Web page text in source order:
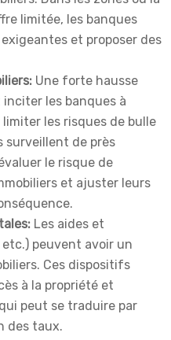
limitée, les banques
et proposer des
Une forte hausse
les banques à
les risques de bulle
surveillent de près
le risque de
et ajuster leurs
Les aides et
peuvent avoir un
Ces dispositifs
à la propriété et
peut se traduire par
des taux.